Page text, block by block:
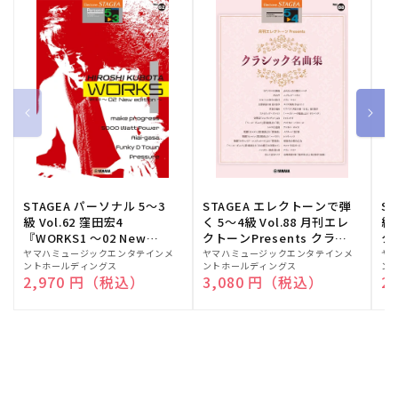
STAGEA パーソナル 5～3
級 Vol.62 窪田宏4
『WORKS1 ～02 New
edition～』
販
売
元:
ヤマハミュージックエンタテインメ
ントホールディングス
通常価格
2,970 円（税込）
STAGEA エレクトーンで弾
く 5～4級 Vol.88 月刊エレ
クトーンPresents クラシ
ック名曲集
販
売
元:
ヤマハミュージックエンタテインメ
ントホールディングス
通常価格
3,080 円（税込）
級
ク
販
売
元:
ヤ
ン